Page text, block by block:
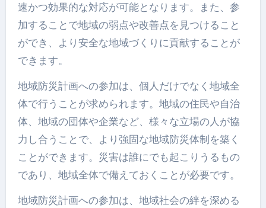
速かつ効果的な対応が可能となります。また、参
加することで地域の弱点や改善点を見つけること
ができ、より安全な地域づくりに貢献することが
できます。
地域防災計画への参加は、個人だけでなく地域全
体で行うことが求められます。地域の住民や自治
体、地域の団体や企業など、様々な立場の人が協
力し合うことで、より強固な地域防災体制を築く
ことができます。災害は誰にでも起こりうるもの
であり、地域全体で備えておくことが必要です。
地域防災計画への参加は、地域社会の絆を深める